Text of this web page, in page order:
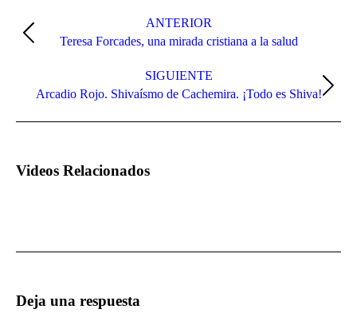
entre
proyectos
ANTERIOR
Proyecto
Teresa Forcades, una mirada cristiana a la salud
SIGUIENTE
Proyecto
Arcadio Rojo. Shivaísmo de Cachemira. ¡Todo es Shiva!
Videos Relacionados
Deja una respuesta